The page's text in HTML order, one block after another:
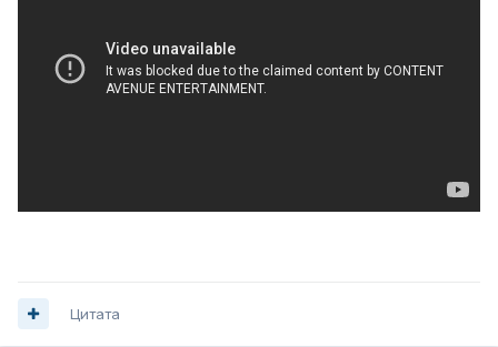
Цитата